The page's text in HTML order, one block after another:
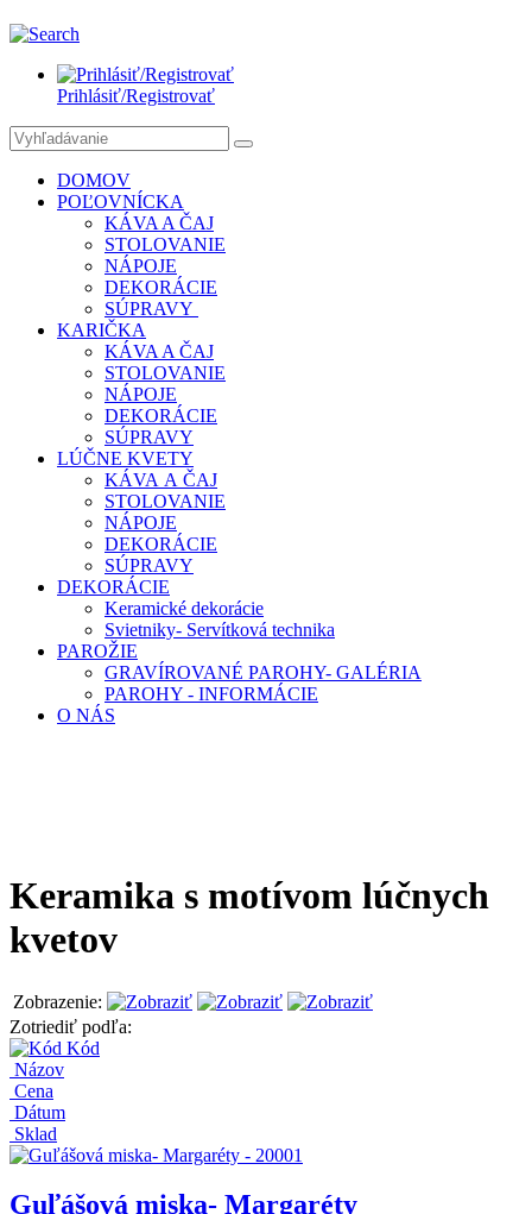
Prihlásiť/Registrovať
DOMOV
POĽOVNÍCKA
KÁVA A ČAJ
STOLOVANIE
NÁPOJE
DEKORÁCIE
SÚPRAVY
KARIČKA
KÁVA A ČAJ
STOLOVANIE
NÁPOJE
DEKORÁCIE
SÚPRAVY
LÚČNE KVETY
KÁVA A ČAJ
STOLOVANIE
NÁPOJE
DEKORÁCIE
SÚPRAVY
DEKORÁCIE
Keramické dekorácie
Svietniky- Servítková technika
PAROŽIE
GRAVÍROVANÉ PAROHY- GALÉRIA
PAROHY - INFORMÁCIE
O NÁS
Keramika s motívom lúčnych
kvetov
Zobrazenie:
Zotriediť podľa:
Kód
Názov
Cena
Dátum
Sklad
Guľášová miska- Margaréty